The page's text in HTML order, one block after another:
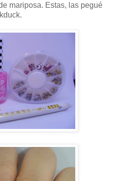
mariposa. Estas, las pegué